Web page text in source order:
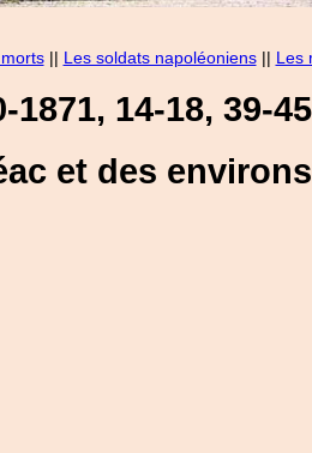
|| Les soldats napoléoniens|| Les
14-18, 39-
et des environs